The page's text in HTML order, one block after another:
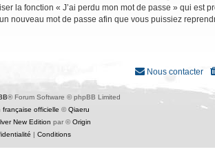
la fonction « J’ai perdu mon mot de passe » qui est
nouveau mot de passe afin que vous puissiez
Nous contacter
® Forum Software © phpBB Limited
française officielle ©Qiaeru
New Edition par ©Origin
Conditions